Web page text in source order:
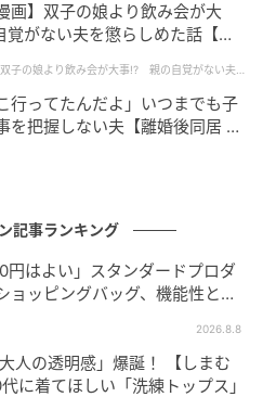
すが、ボトルの構造にも注
ので、例えば冷たいドリ
画】双子の娘より飲み会が大
がない夫を懲らしめた話【第1
双子の娘より飲み会が大事!? 親の自覚がない夫を
行ってたんだよ」いつまでも子
を把握しない夫【離婚後同居 Vo
記事ランキング
円はよい」スタンダードプロダ
ョッピングバッグ、機能性とデ
2026.8.8
人の透明感」爆誕！ 【しまむ
に着てほしい「洗練トップス」